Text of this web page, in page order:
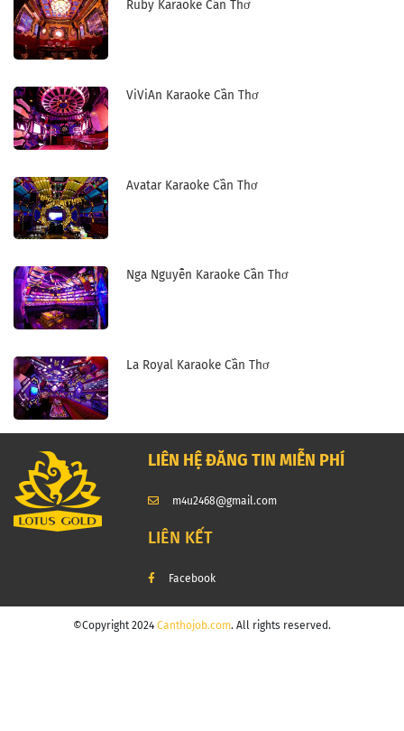
Ruby Karaoke Cần Thơ
ViViAn Karaoke Cần Thơ
Avatar Karaoke Cần Thơ
Nga Nguyễn Karaoke Cần Thơ
La Royal Karaoke Cần Thơ
LIÊN HỆ ĐĂNG TIN MIỄN PHÍ
m4u2468@gmail.com
LIÊN KẾT
Facebook
©Copyright 2024 Canthojob.com. All rights reserved.